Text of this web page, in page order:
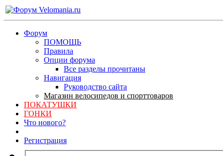
Форум
ПОМОЩЬ
Правила
Опции форума
Все разделы прочитаны
Навигация
Руководство сайта
Магазин велосипедов и спорттоваров
ПОКАТУШКИ
ГОНКИ
Что нового?
Регистрация